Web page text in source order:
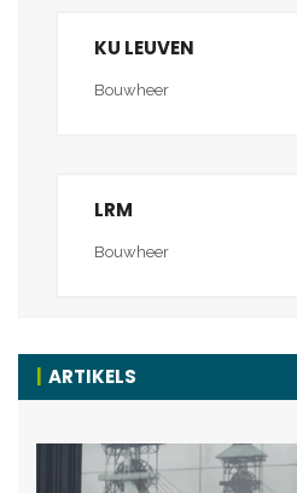
KU LEUVEN
Bouwheer
LRM
Bouwheer
ARTIKELS